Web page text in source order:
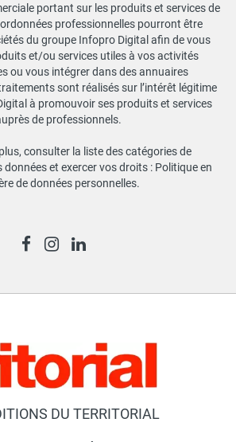
portant sur les produits et services de
professionnelles pourront être
du groupe Infopro Digital afin de vous
et/ou services utiles à vos activités
ou vous intégrer dans des annuaires
sont réalisés sur l’intérêt légitime
à promouvoir ses produits et services
de professionnels.
consulter la liste des catégories de
et exercer vos droits : Politique en
de données personnelles.
DU TERRITORIAL